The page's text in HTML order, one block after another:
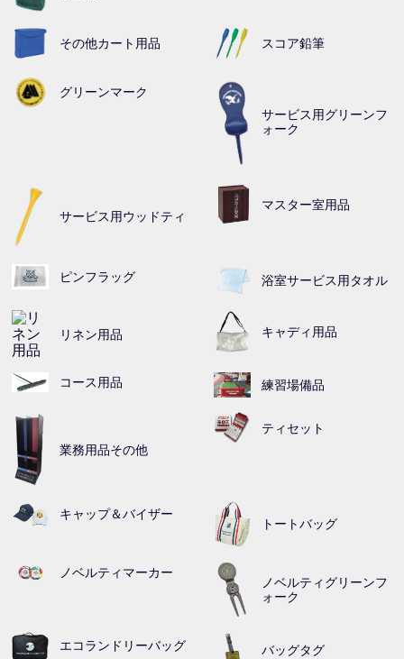
その他カート用品 スコア鉛筆
グリーンマーク
サービス用グリーンフ
ォーク
サービス用ウッドティ
マスター室用品
ピンフラッグ 浴室サービス用タオル
リネン用品 キャディ用品
コース用品 練習場備品
業務用品その他
ティセット
キャップ＆バイザー
トートバッグ
ノベルティマーカー
ノベルティグリーンフ
ォーク
エコランドリーバッグ バッグタグ